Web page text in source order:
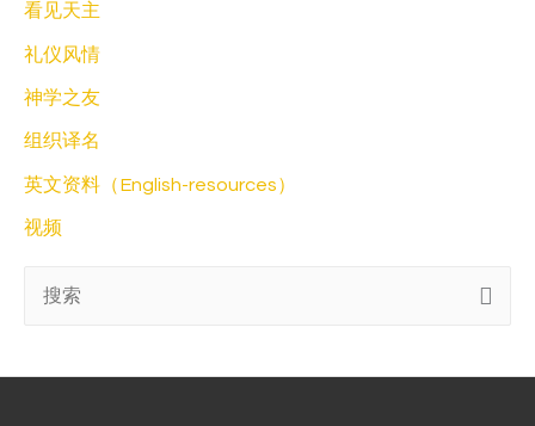
看见天主
礼仪风情
神学之友
组织译名
英文资料（English-resources）
视频
: